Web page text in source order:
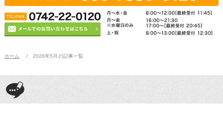
ホーム 2026年5月の記事一覧